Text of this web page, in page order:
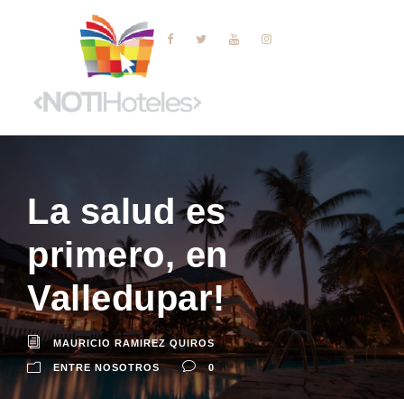
La salud es
primero, en
Valledupar!
MAURICIO RAMIREZ QUIROS
ENTRE NOSOTROS 0